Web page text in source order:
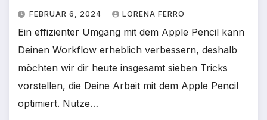
FEBRUAR 6, 2024 LORENA FERRO
Ein effizienter Umgang mit dem Apple Pencil kann
Deinen Workflow erheblich verbessern, deshalb
möchten wir dir heute insgesamt sieben Tricks
vorstellen, die Deine Arbeit mit dem Apple Pencil
optimiert. Nutze…